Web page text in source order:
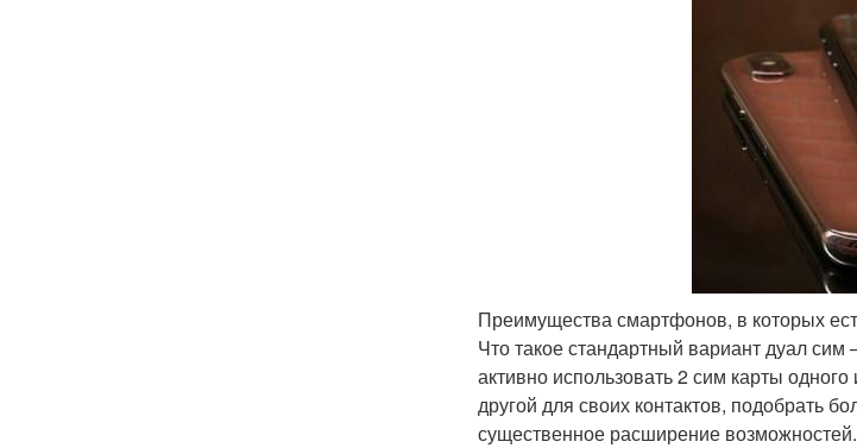
Преимущества смартфонов, в которых
Что такое стандартный вариант дуал
активно использовать 2 сим карты
другой для своих контактов, подобрать
существенное расширение возможностей.